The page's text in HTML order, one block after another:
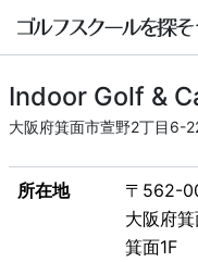
Indoor Golf &
大阪府箕面市萱野2丁目6-
所在地
〒562-
大阪府
箕面1F